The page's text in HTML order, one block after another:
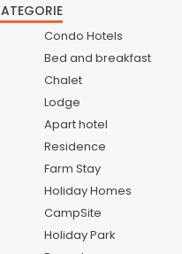
Condo Hotels
Bed and breakfast
Chalet
Lodge
Apart hotel
Residence
Farm Stay
Holiday Homes
CampSite
Holiday Park